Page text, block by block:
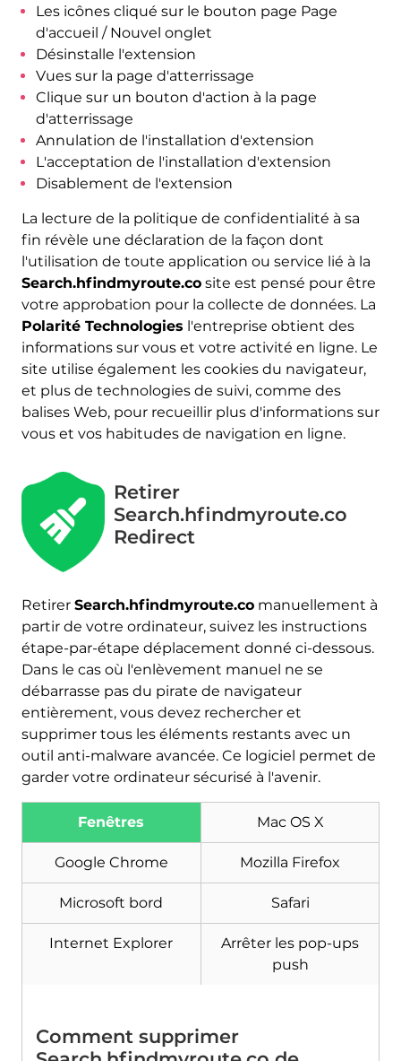
Les icônes cliqué sur le bouton page Page
d'accueil / Nouvel onglet
Désinstalle l'extension
Vues sur la page d'atterrissage
Clique sur un bouton d'action à la page
d'atterrissage
Annulation de l'installation d'extension
L'acceptation de l'installation d'extension
Disablement de l'extension
La lecture de la politique de confidentialité à sa
fin révèle une déclaration de la façon dont
l'utilisation de toute application ou service lié à la
Search.hfindmyroute.cosite est pensé pour être
votre approbation pour la collecte de données. La
Polarité Technologies l'entreprise obtient des
informations sur vous et votre activité en ligne. Le
site utilise également les cookies du navigateur,
et plus de technologies de suivi, comme des
balises Web, pour recueillir plus d'informations sur
vous et vos habitudes de navigation en ligne.
Retirer
Search.hfindmyroute.co
Redirect
Retirer Search.hfindmyroute.comanuellement à
partir de votre ordinateur, suivez les instructions
étape-par-étape déplacement donné ci-dessous.
Dans le cas où l'enlèvement manuel ne se
débarrasse pas du pirate de navigateur
entièrement, vous devez rechercher et
supprimer tous les éléments restants avec un
outil anti-malware avancée. Ce logiciel permet de
garder votre ordinateur sécurisé à l'avenir.
Fenêtres Mac OS X
Google Chrome Mozilla Firefox
Microsoft bord Safari
Internet Explorer
Arrêter les pop-ups
push
Comment supprimer
Télécharger
Malware Removal Tool